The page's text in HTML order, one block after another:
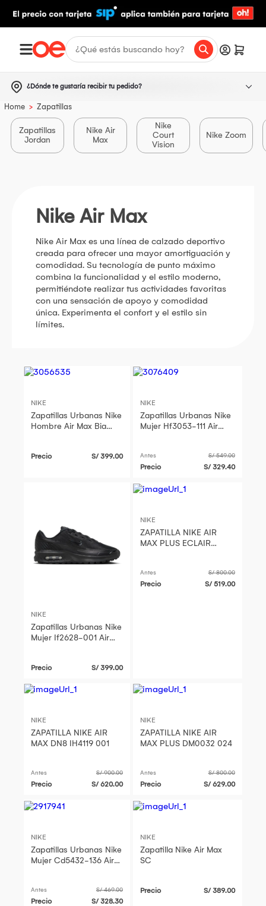
¿Dónde te gustaría recibir tu pedido?
Home > Zapatillas
Zapatillas
Jordan
Nike Air
Max
Nike
Court
Vision
Nike Zoom
Nike Air Max
Nike Air Max es una línea de calzado deportivo
creada para ofrecer una mayor amortiguación y
comodidad. Su tecnología de punto máximo
combina la funcionalidad y el estilo moderno,
permitiéndote realizar tus actividades favoritas
con una sensación de apoyo y comodidad
única. Experimenta el confort y el estilo sin
límites.
NIKE
Zapatillas Urbanas Nike
Hombre Air Max Bia
Precio S/ 399.00
NIKE
Zapatillas Urbanas Nike
Mujer Hf3053-111 Air
Antes S/ 549.00
Precio S/ 329.40
NIKE
Zapatillas Urbanas Nike
Mujer If2628-001 Air
Precio S/ 399.00
NIKE
ZAPATILLA NIKE AIR
MAX PLUS ECLAIR
Antes S/ 800.00
Precio S/ 519.00
NIKE
ZAPATILLA NIKE AIR
MAX DN8 IH4119 001
Antes S/ 900.00
Precio S/ 620.00
NIKE
ZAPATILLA NIKE AIR
MAX PLUS DM0032 024
Antes S/ 800.00
Precio S/ 629.00
NIKE
Zapatillas Urbanas Nike
Mujer Cd5432-136 Air
Antes S/ 469.00
Precio S/ 328.30
NIKE
Zapatilla Nike Air Max
SC
Precio S/ 389.00